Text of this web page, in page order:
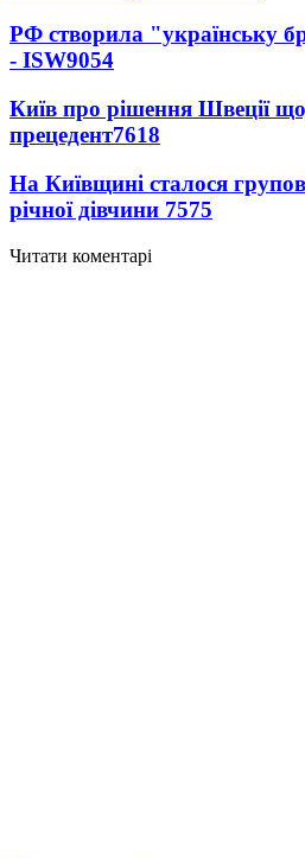
РФ створила "українську
- ISW9054
Київ про рішення Швеції
прецедент7618
На Київщині сталося
річної дівчини 7575
Читати коментарі